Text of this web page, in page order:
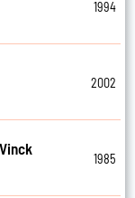
1994
2002
1985